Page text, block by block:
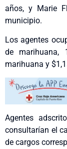
años, y Marie
municipio.
Los agentes
de marihuana,
marihuana y
Agentes
consultarían el
de cargos